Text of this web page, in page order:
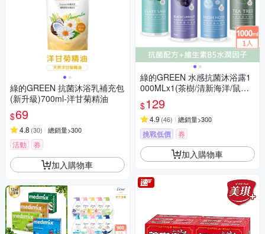
綠的GREEN 抗菌沐浴乳補充包
(新升級)700ml-洋甘菊精油
$69
4.8 (30) 總銷量>300
活動 券
加入購物車
綠的GREEN 水感抗菌沐浴露1
000MLx1(茶樹/清新海洋/鼠尾
草/黑醋栗)
$129
4.9 (46) 總銷量>300
挑戰低價 券
加入購物車